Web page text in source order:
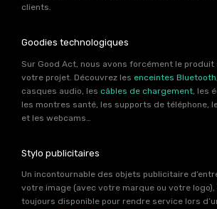
clients.
Goodies technologiques
Sur Good Act, nous avons forcément le
votre projet. Découvrez les enceintes Bluetooth
casques audio, les câbles de chargement , les
les montres santé, les supports de téléphone,
et les webcams…
Stylo publicitaires
Un incontournable des objets publicitaire
votre image (avec votre marque ou votre logo),
toujours disponible pour rendre service lors